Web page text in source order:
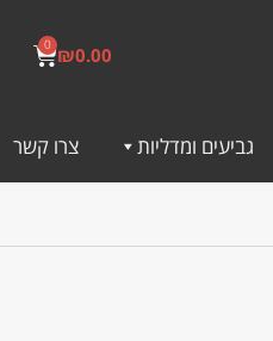
₪0.00
0
גביעים ומדליות צרו קשר